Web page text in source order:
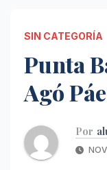
SIN CATEGORÍA
Punta
Agó
Por